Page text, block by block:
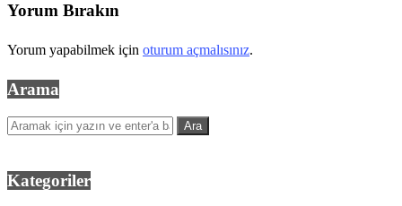
Yorum Bırakın
Yorum yapabilmek için oturum açmalısınız.
Arama
Kategoriler